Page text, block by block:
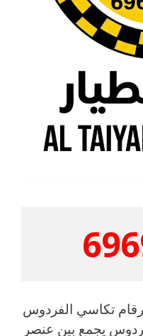
تكاسي الفردوس
يجمع بين عنصر